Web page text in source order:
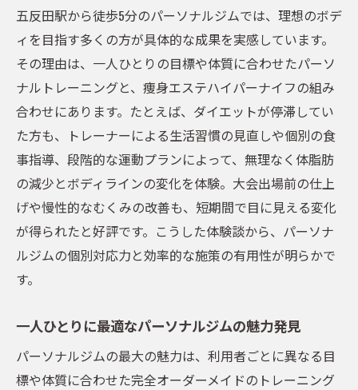
体験からわかるパーソナルジムの実力と結
果
女性専用も選べるパーソナルジムの魅力
女性専用パーソナルジムが支持される理由
とは
女性トレーナー在籍ジムの安心ポイント解
説
女性専用パーソナルジムで叶う理想の体型
口コミで人気の女性向けパーソナルジムの
備とは
女性におすすめのパーソナルジム活用術
駅近で通いやすいパーソナルジムの選び方
五反田駅から徒歩5分のパーソナルジムでは、理想のボデ
ィを目指す多くの方が具体的な成果を実感しています。
その理由は、一人ひとりの目標や体質に合わせたパーソ
ナルトレーニングと、痩身エステハイパーナイフの組み
合わせにあります。たとえば、ダイエットが停滞してい
た方も、トレーナーによる生活習慣の見直しや個別の食
事指導、段階的な運動プランによって、無理なく体脂肪
の減少とボディラインの変化を体験。大会出場前の仕上
げや慢性的なむくみの改善も、短期間で目に見える変化
が得られたと好評です。こうした体験談から、パーソナ
ルジムの個別対応力と効率的な施策の有用性が明らかで
す。
一人ひとりに最適なパーソナルジムの魅力発見
パーソナルジムの最大の魅力は、利用者ごとに異なる目
標や体質に合わせた完全オーダーメイドのトレーニング